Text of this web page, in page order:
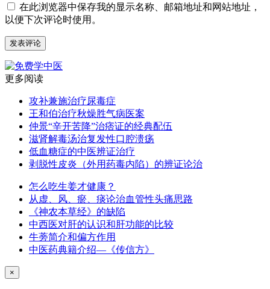
在此浏览器中保存我的显示名称、邮箱地址和网站地址，
以便下次评论时使用。
更多阅读
攻补兼施治疗尿毒症
王和伯治疗秋燥胜气病医案
仲景“辛开苦降”治痞证的经典配伍
滋肾解毒汤治复发性口腔溃疡
低血糖症的中医辨证治疗
剥脱性皮炎（外用药毒内陷）的辨证论治
怎么吃生姜才健康？
从虚、风、瘀、痰论治血管性头痛思路
《神农本草经》的缺陷
中西医对肝的认识和肝功能的比较
牛蒡简介和偏方作用
中医药典籍介绍—《传信方》
×